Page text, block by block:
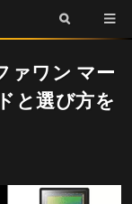
ァワン マー
と選び方を